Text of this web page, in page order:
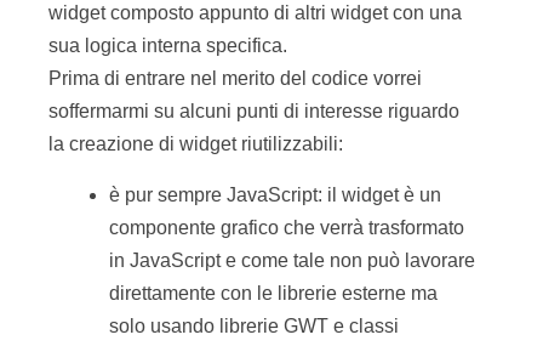
widget composto appunto di altri widget con una
sua logica interna specifica.
Prima di entrare nel merito del codice vorrei
soffermarmi su alcuni punti di interesse riguardo
la creazione di widget riutilizzabili:
è pur sempre JavaScript: il widget è un
componente grafico che verrà trasformato
in JavaScript e come tale non può lavorare
direttamente con le librerie esterne ma
solo usando librerie GWT e classi